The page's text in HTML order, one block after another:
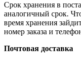
Срок хранения в
аналогичный срок.
время хранения
номер заказа и
Почтовая доставка